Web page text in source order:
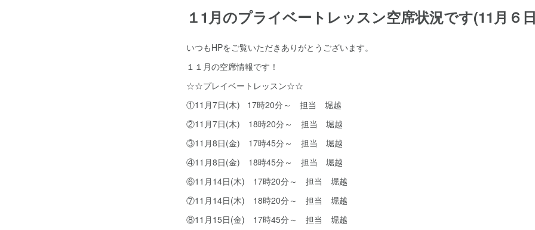
１1月のプライベートレッスン空席状況です(11月６
いつもHPをご覧いただきありがとうございます。
１１月の空席情報です！
☆☆プレイベートレッスン☆☆
①11月7日(木) 17時20分～ 担当 堀越
②11月7日(木) 18時20分～ 担当 堀越
③11月8日(金) 17時45分～ 担当 堀越
④11月8日(金) 18時45分～ 担当 堀越
⑥11月14日(木) 17時20分～ 担当 堀越
⑦11月14日(木) 18時20分～ 担当 堀越
⑧11月15日(金) 17時45分～ 担当 堀越